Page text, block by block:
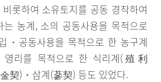
롯하여 소유토지를 공동 경작하여
농계, 소의 공동사용을 목적으로
・공동사용을 목적으로 한 농구계
영리를 목적으로 한 식리계(殖利
契)・삼계(蔘契) 등도 있었다.